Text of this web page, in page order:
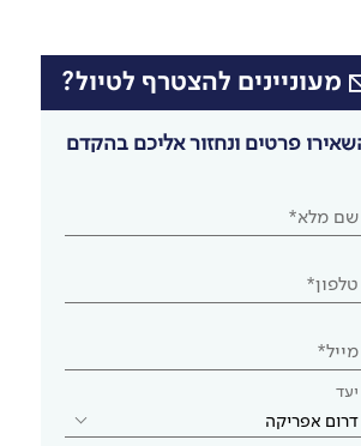
מעוניינים להצטרף לטיול?
פרטים ונחזור אליכם בהקדם
שם מלא*
טלפון*
מייל*
יעד
דרום אפריקה